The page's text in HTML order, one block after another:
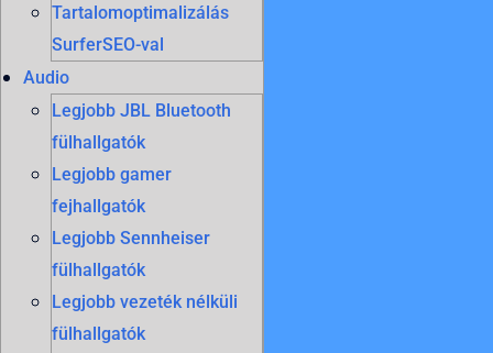
Tartalomoptimalizálás
SurferSEO-val
Audio
Legjobb JBL Bluetooth
fülhallgatók
Legjobb gamer
fejhallgatók
Legjobb Sennheiser
fülhallgatók
Legjobb vezeték nélküli
fülhallgatók